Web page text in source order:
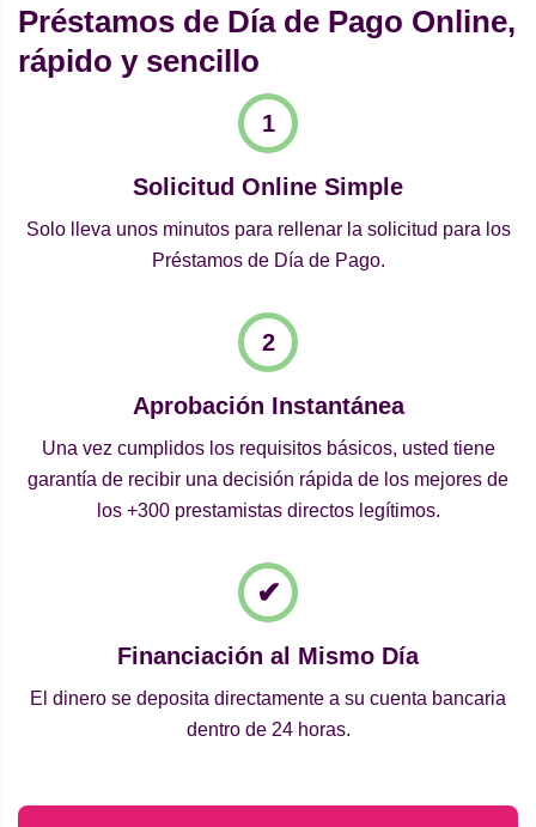
Préstamos de Día de Pago Online,
rápido y sencillo
Solicitud Online Simple
Solo lleva unos minutos para rellenar la solicitud para los
Préstamos de Día de Pago.
Aprobación Instantánea
Una vez cumplidos los requisitos básicos, usted tiene
garantía de recibir una decisión rápida de los mejores de
los +300 prestamistas directos legítimos.
Financiación al Mismo Día
El dinero se deposita directamente a su cuenta bancaria
dentro de 24 horas.